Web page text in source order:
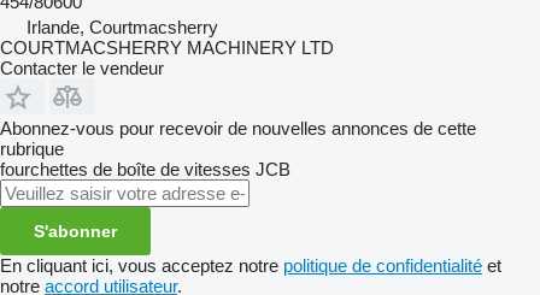
Irlande, Courtmacsherry
COURTMACSHERRY MACHINERY LTD
Contacter le vendeur
Abonnez-vous pour recevoir de nouvelles annonces de cette
rubrique
fourchettes de boîte de vitesses JCB
S'abonner
En cliquant ici, vous acceptez notre politique de confidentialité et
notre accord utilisateur.